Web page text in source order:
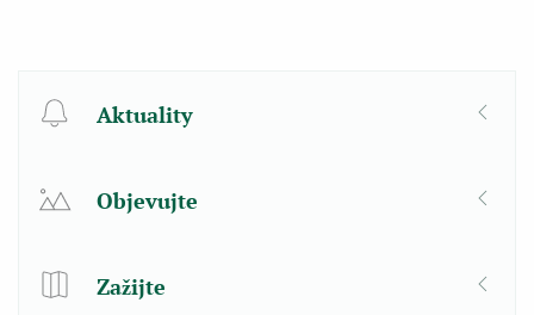
Aktuality
Objevujte
Zažijte